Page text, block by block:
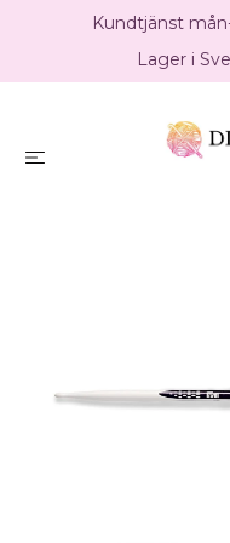
Kundtjänst
Lager i